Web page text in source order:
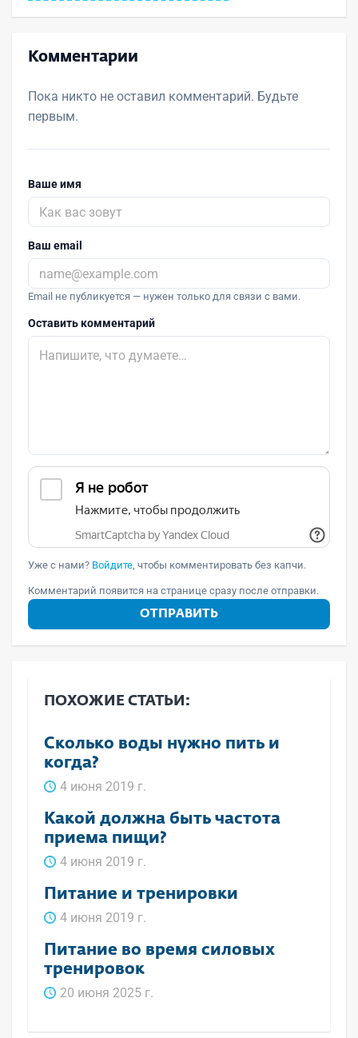
Комментарии
Пока никто не оставил комментарий. Будьте
первым.
Ваше имя
Ваш email
Email не публикуется — нужен только для связи с вами.
Оставить комментарий
Уже с нами? Войдите, чтобы комментировать без капчи.
Комментарий появится на странице сразу после отправки.
ОТПРАВИТЬ
ПОХОЖИЕ СТАТЬИ:
Сколько воды нужно пить и
когда?
4 июня 2019 г.
Какой должна быть частота
приема пищи?
4 июня 2019 г.
Питание и тренировки
4 июня 2019 г.
Питание во время силовых
тренировок
20 июня 2025 г.